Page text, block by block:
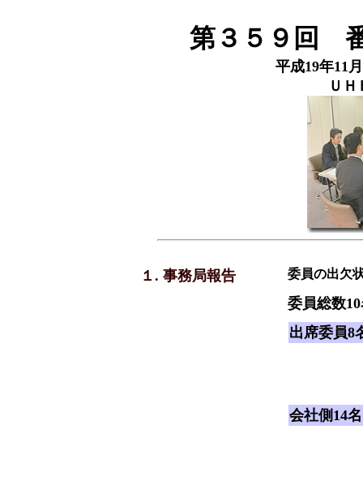
第３５９回
平成19年11
ＵＨ
１. 事務局報告 委員の出欠
委員総数
出席委員8
会社側14名